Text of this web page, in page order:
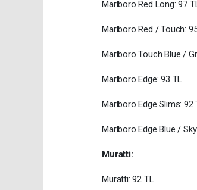
Marlboro Red Long: 97
Marlboro Red / Touch:
Marlboro Touch Blue /
Marlboro Edge: 93 TL
Marlboro Edge Slims: 92
Marlboro Edge Blue /
Muratti:
Muratti: 92 TL